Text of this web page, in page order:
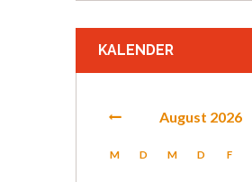
KALENDER
August 2026
M D M D F